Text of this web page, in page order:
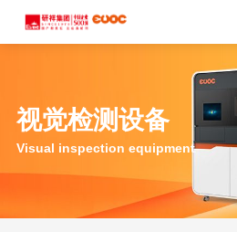
视觉检测设备
Visual inspection equipment